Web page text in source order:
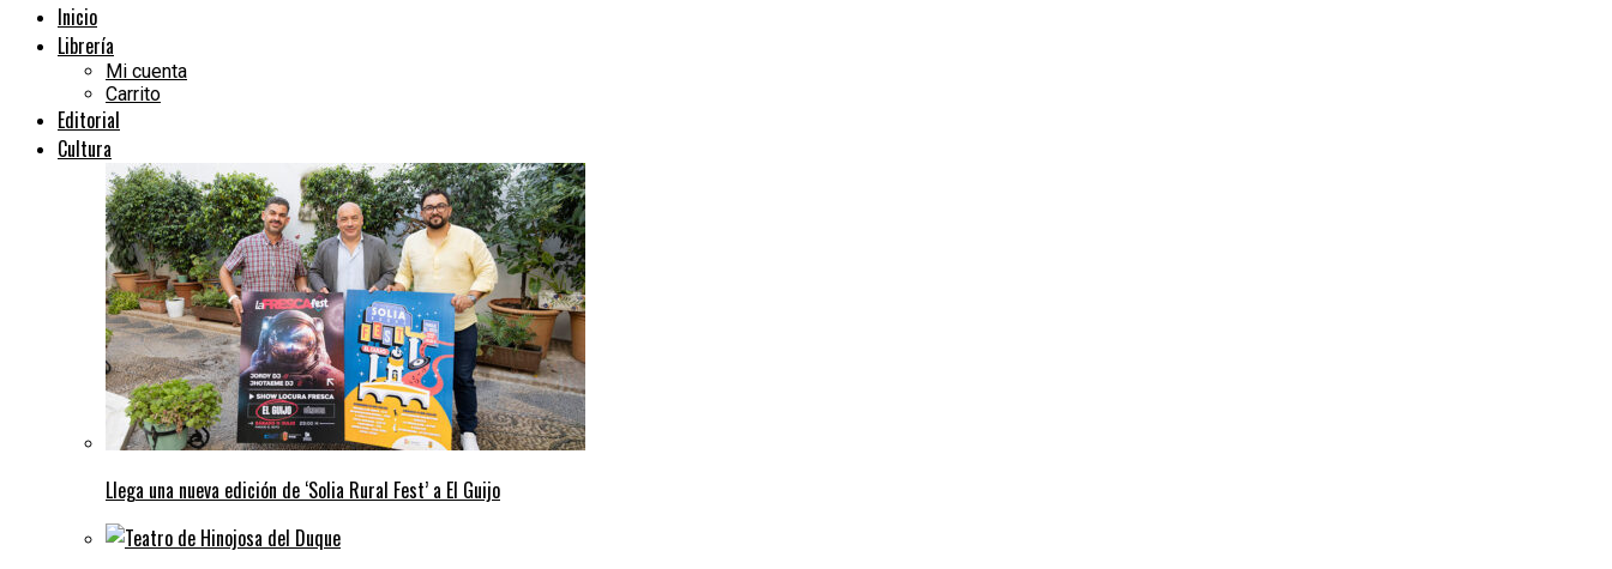
Inicio
Librería
Mi cuenta
Carrito
Editorial
Cultura
Llega una nueva edición de ‘Solia Rural Fest’ a El Guijo